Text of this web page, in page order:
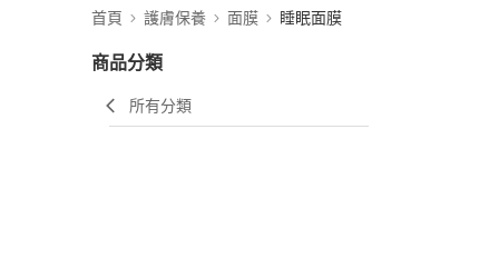
首頁 護膚保養 面膜 睡眠面膜
商品分類
所有分類